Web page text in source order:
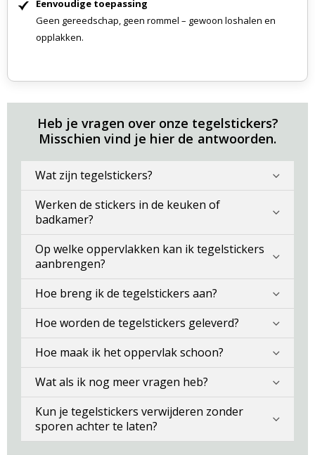
Eenvoudige toepassing
Geen gereedschap, geen rommel – gewoon loshalen en
opplakken.
Heb je vragen over onze tegelstickers?
Misschien vind je hier de antwoorden.
Wat zijn tegelstickers?
Werken de stickers in de keuken of
badkamer?
Op welke oppervlakken kan ik tegelstickers
aanbrengen?
Hoe breng ik de tegelstickers aan?
Hoe worden de tegelstickers geleverd?
Hoe maak ik het oppervlak schoon?
Wat als ik nog meer vragen heb?
Kun je tegelstickers verwijderen zonder
sporen achter te laten?